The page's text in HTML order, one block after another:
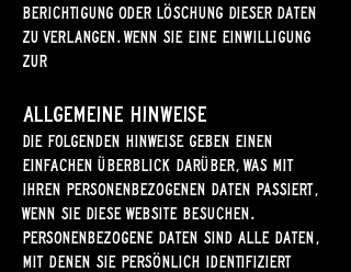
Berichtigung oder Löschung dieser Daten
zu verlangen. Wenn Sie eine Einwilligung
zur
Allgemeine Hinweise
Die folgenden Hinweise geben einen
einfachen Überblick darüber, was mit
Ihren personenbezogenen Daten passiert,
wenn Sie diese Website besuchen.
Personenbezogene Daten sind alle Daten,
mit denen Sie persönlich identifiziert